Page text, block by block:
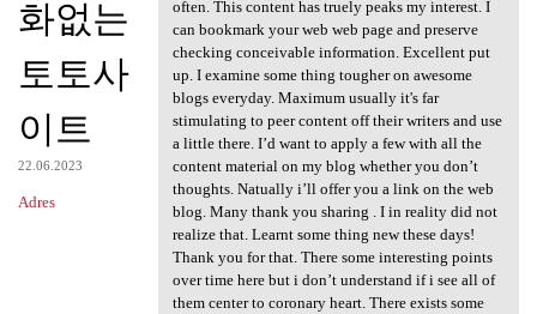
e
화없는
토토사
이트
22.06.2023
Adres
often. This content has truely peaks my interest. I
can bookmark your web web page and preserve
checking conceivable information. Excellent put
up. I examine some thing tougher on awesome
blogs everyday. Maximum usually it's far
stimulating to peer content off their writers and use
a little there. I’d want to apply a few with all the
content material on my blog whether you don’t
thoughts. Natually i’ll offer you a link on the web
blog. Many thank you sharing . I in reality did not
realize that. Learnt some thing new these days!
Thank you for that. There some interesting points
over time here but i don’t understand if i see all of
them center to coronary heart. There exists some